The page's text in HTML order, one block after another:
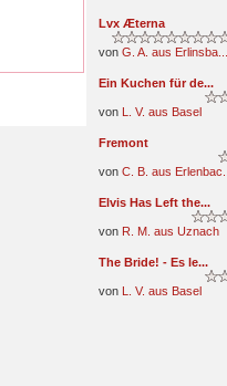
Lvx Æterna
von G. A. aus Erlinsba...
Ein Kuchen für de...
von L. V. aus Basel
Fremont
von C. B. aus Erlenbac...
Elvis Has Left the...
von R. M. aus Uznach
The Bride! - Es le...
von L. V. aus Basel